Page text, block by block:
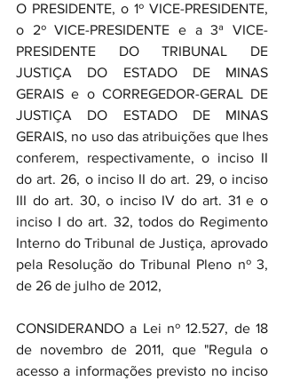
O PRESIDENTE, o 1º VICE-PRESIDENTE,
o 2º VICE-PRESIDENTE e a 3ª VICE-
PRESIDENTE DO TRIBUNAL DE
JUSTIÇA DO ESTADO DE MINAS
GERAIS e o CORREGEDOR-GERAL DE
JUSTIÇA DO ESTADO DE MINAS
GERAIS, no uso das atribuições que lhes
conferem, respectivamente, o inciso II
do art. 26, o inciso II do art. 29, o inciso
III do art. 30, o inciso IV do art. 31 e o
inciso I do art. 32, todos do Regimento
Interno do Tribunal de Justiça, aprovado
pela Resolução do Tribunal Pleno nº 3,
de 26 de julho de 2012,
CONSIDERANDO a Lei nº 12.527, de 18
de novembro de 2011, que "Regula o
acesso a informações previsto no inciso